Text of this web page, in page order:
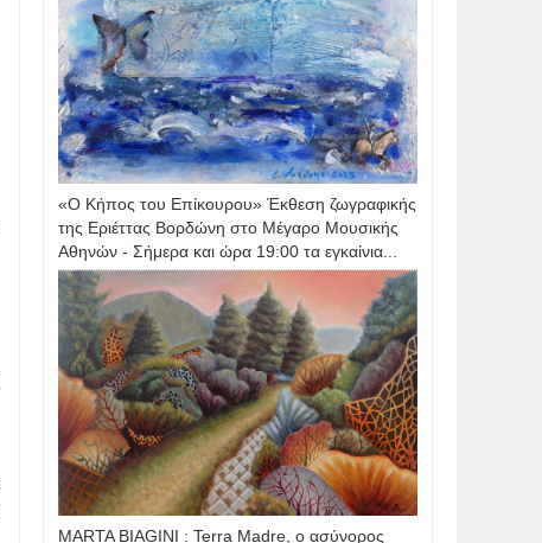
«Ο Κήπος του Επίκουρου» Έκθεση ζωγραφικής
της Εριέττας Βορδώνη στο Μέγαρο Μουσικής
Αθηνών - Σήμερα και ώρα 19:00 τα εγκαίνια...
MARTA BIAGINI : Terra Madre, ο ασύνορος